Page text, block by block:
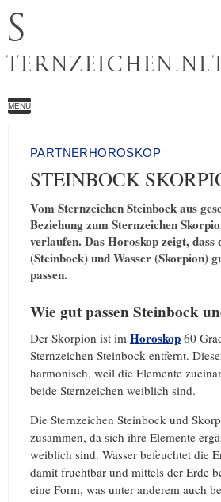
S
MENU
PARTNERHOROSKOP
STEINBOCK
Vom Sternzeichen Steinbock aus
Beziehung zum Sternzeichen
verlaufen. Das Horoskop zeigt, dass
(Steinbock) und Wasser (Skorpion)
passen.
Wie gut passen Steinbock
Der Skorpion ist im Horoskop 60
Sternzeichen Steinbock entfernt.
harmonisch, weil die Elemente
beide Sternzeichen weiblich sind.
Die Sternzeichen Steinbock und
zusammen, da sich ihre Elemente
weiblich sind. Wasser befeuchtet die
damit fruchtbar und mittels der Erde
eine Form, was unter anderem auch